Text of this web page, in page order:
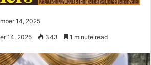
14, 2025
14, 2025 343 1 minute read